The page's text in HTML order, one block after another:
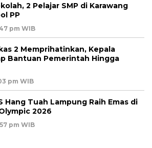
2 Pelajar SMP di Karawang
PP
pm WIB
2 Memprihatinkan, Kepala
Bantuan Pemerintah Hingga
pm WIB
Hang Tuah Lampung Raih Emas di
2026
pm WIB